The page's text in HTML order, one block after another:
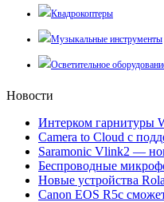
Квадрокоптеры
Музыкальные инструменты
Осветительное
Новости
Интерком гарнитуры
Camera to Cloud с
Saramonic Vlink2 —
Беспроводные
Новые устройства
Canon EOS R5c